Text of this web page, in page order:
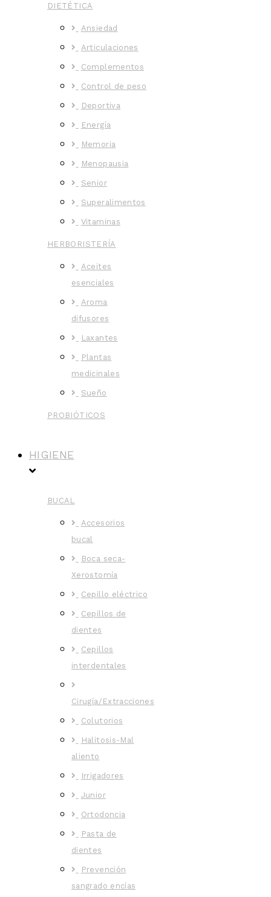
DIETÉTICA
Ansiedad
Articulaciones
Complementos
Control de peso
Deportiva
Energía
Memoria
Menopausia
Senior
Superalimentos
Vitaminas
HERBORISTERÍA
Aceites
esenciales
Aroma
difusores
Laxantes
Plantas
medicinales
Sueño
PROBIÓTICOS
HIGIENE
BUCAL
Accesorios
bucal
Boca seca-
Xerostomía
Cepillo eléctrico
Cepillos de
dientes
Cepillos
interdentales
Cirugía/Extracciones
Colutorios
Halitosis-Mal
aliento
Irrigadores
Junior
Ortodoncia
Pasta de
dientes
Prevención
sangrado encías